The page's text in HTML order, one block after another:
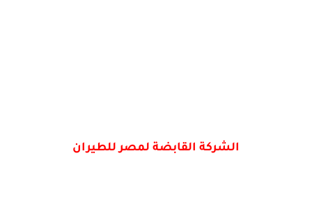
الشركة القابضة لمصر للطيران